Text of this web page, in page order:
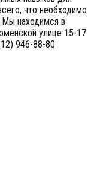
что необходимо
Мы находимся в
улице 15-17.
946-88-80